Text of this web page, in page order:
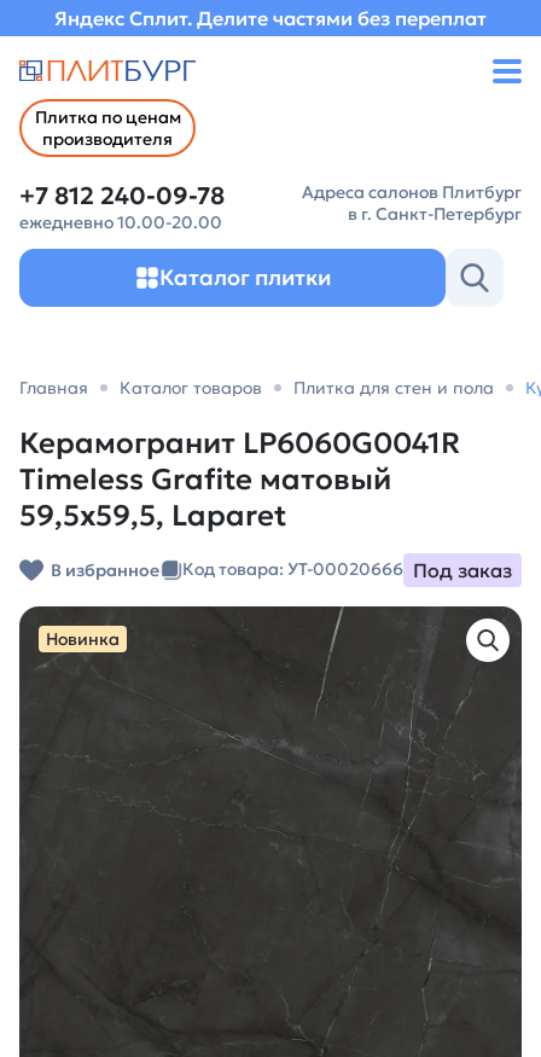
Яндекс Сплит. Делите частями без переплат
Плитка по ценам
производителя
+7 812 240-09-78
ежедневно 10.00-20.00
Адреса салонов Плитбург
в г. Санкт-Петербург
Каталог плитки
Главная Каталог товаров Плитка для стен и пола
Керамогранит LP6060G0041R
Timeless Grafite матовый
59,5х59,5, Laparet
В избранное Код товара: УТ-00020666 Под заказ
Новинка